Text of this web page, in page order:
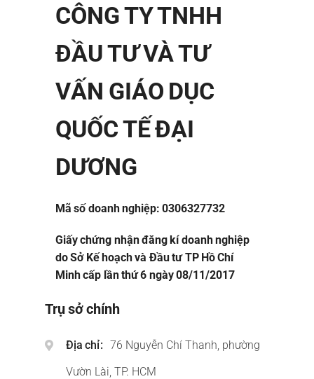
CÔNG TY TNHH
ĐẦU TƯ VÀ TƯ
VẤN GIÁO DỤC
QUỐC TẾ ĐẠI
DƯƠNG
Mã số doanh nghiệp: 0306327732
Giấy chứng nhận đăng kí doanh nghiệp
do Sở Kế hoạch và Đầu tư TP Hồ Chí
Minh cấp lần thứ 6 ngày 08/11/2017
Trụ sở chính
Địa chỉ
76 Nguyễn Chí Thanh, phường
Vườn Lài, TP. HCM